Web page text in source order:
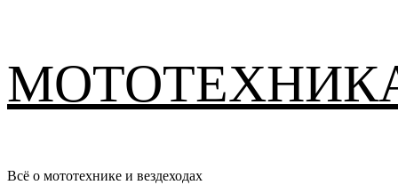
содержимому
Всё о мототехнике и вездеходах